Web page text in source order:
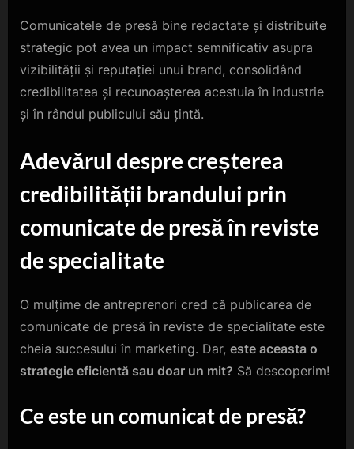
Comunicatele de presă bine redactate și distribuite
strategic pot avea un impact semnificativ asupra
vizibilității și reputației unui brand, consolidând
credibilitatea și recunoașterea acestuia în industrie
și în rândul publicului său țintă.
Adevărul despre creșterea
credibilității brandului prin
comunicate de presă în reviste
de specialitate
O mulțime de antreprenori cred că publicarea de
comunicate de presă în reviste de specialitate este
cheia succesului în marketing. Dar, este aceasta o
strategie eficientă sau doar un mit? Să descoperim!
Ce este un comunicat de presă?